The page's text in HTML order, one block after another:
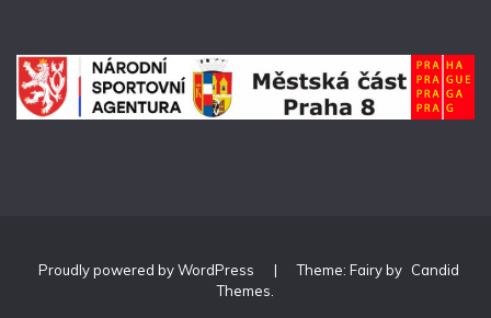
Proudly powered by WordPress | Theme: Fairy by Candid
Themes